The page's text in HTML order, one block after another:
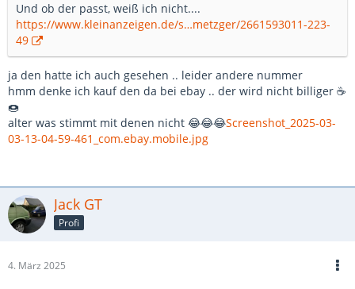
Und ob der passt, weiß ich nicht....
https://www.kleinanzeigen.de/s…metzger/2661593011-223-
49
ja den hatte ich auch gesehen .. leider andere nummer
hmm denke ich kauf den da bei ebay .. der wird nicht billiger ☕
🍩
alter was stimmt mit denen nicht 😂😂😂Screenshot_2025-03-
03-13-04-59-461_com.ebay.mobile.jpg
Jack GT
Profi
4. März 2025